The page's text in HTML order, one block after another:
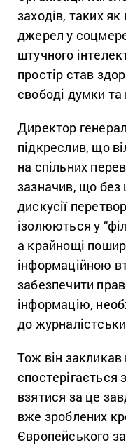
заходів, таких
джерел у
штучного
простір став
свободі думки
Директор
підкреслив, що
на спільних
зазначив, що без
дискусії
ізолюються у
а крайнощі
інформаційною
забезпечити
інформацію,
до
Тож він закликав
спостерігається
взятися за це
вже зроблених
Європейського